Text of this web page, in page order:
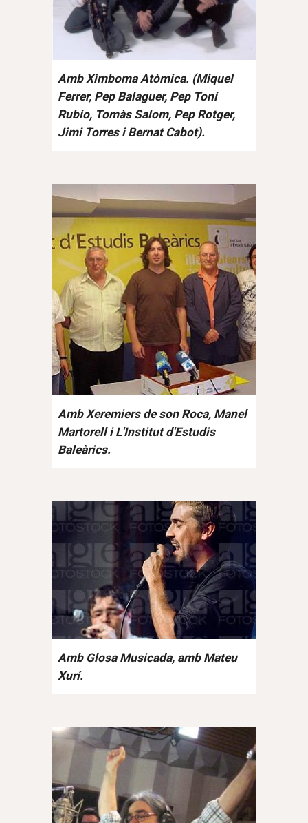
Amb Ximboma Atòmica. (Miquel
Ferrer, Pep Balaguer, Pep Toni
Rubio, Tomàs Salom, Pep Rotger,
Jimi Torres i Bernat Cabot).
Amb Xeremiers de son Roca, Manel
Martorell i L'Institut d'Estudis
Baleàrics.
Amb Glosa Musicada, amb Mateu
Xurí.